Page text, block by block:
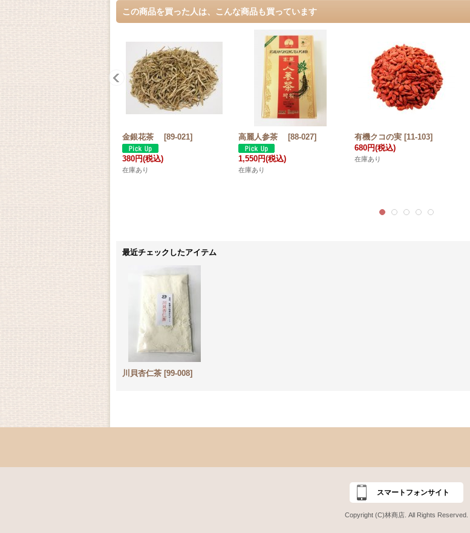
この商品を買った人は、こんな商品も買っています
金銀花茶 [89-021]
380円(税込)
在庫あり
高麗人参茶 [88-027]
1,550円(税込)
在庫あり
有機クコの実 [11-103]
680円(税込)
在庫あり
最近チェックしたアイテム
川貝杏仁茶 [99-008]
スマートフォンサイト
Copyright (C)林商店. All Rights Reserved.